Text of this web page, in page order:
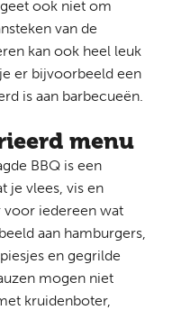
ook niet om
van de
kan ook heel leuk
er bijvoorbeeld een
is aan barbecueën.
menu
BBQ is een
je vlees, vis en
voor iedereen wat
aan hamburgers,
en gegrilde
mogen niet
kruidenboter,